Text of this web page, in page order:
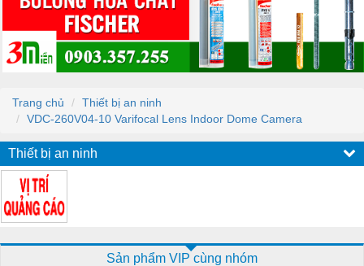
Trang chủ
Thiết bị an ninh
VDC-260V04-10 Varifocal Lens Indoor Dome Camera
Thiết bị an ninh
Sản phẩm VIP cùng nhóm